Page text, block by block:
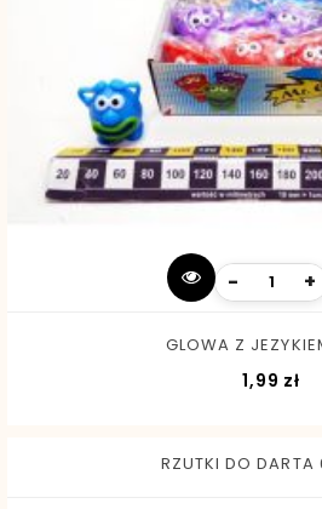
- +
GLOWA Z
1,99 zł
RZUTKI DO DARTA